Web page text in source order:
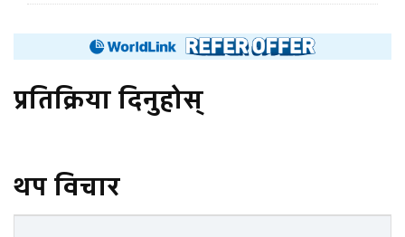
प्रतिक्रिया दिनुहोस्
थप विचार